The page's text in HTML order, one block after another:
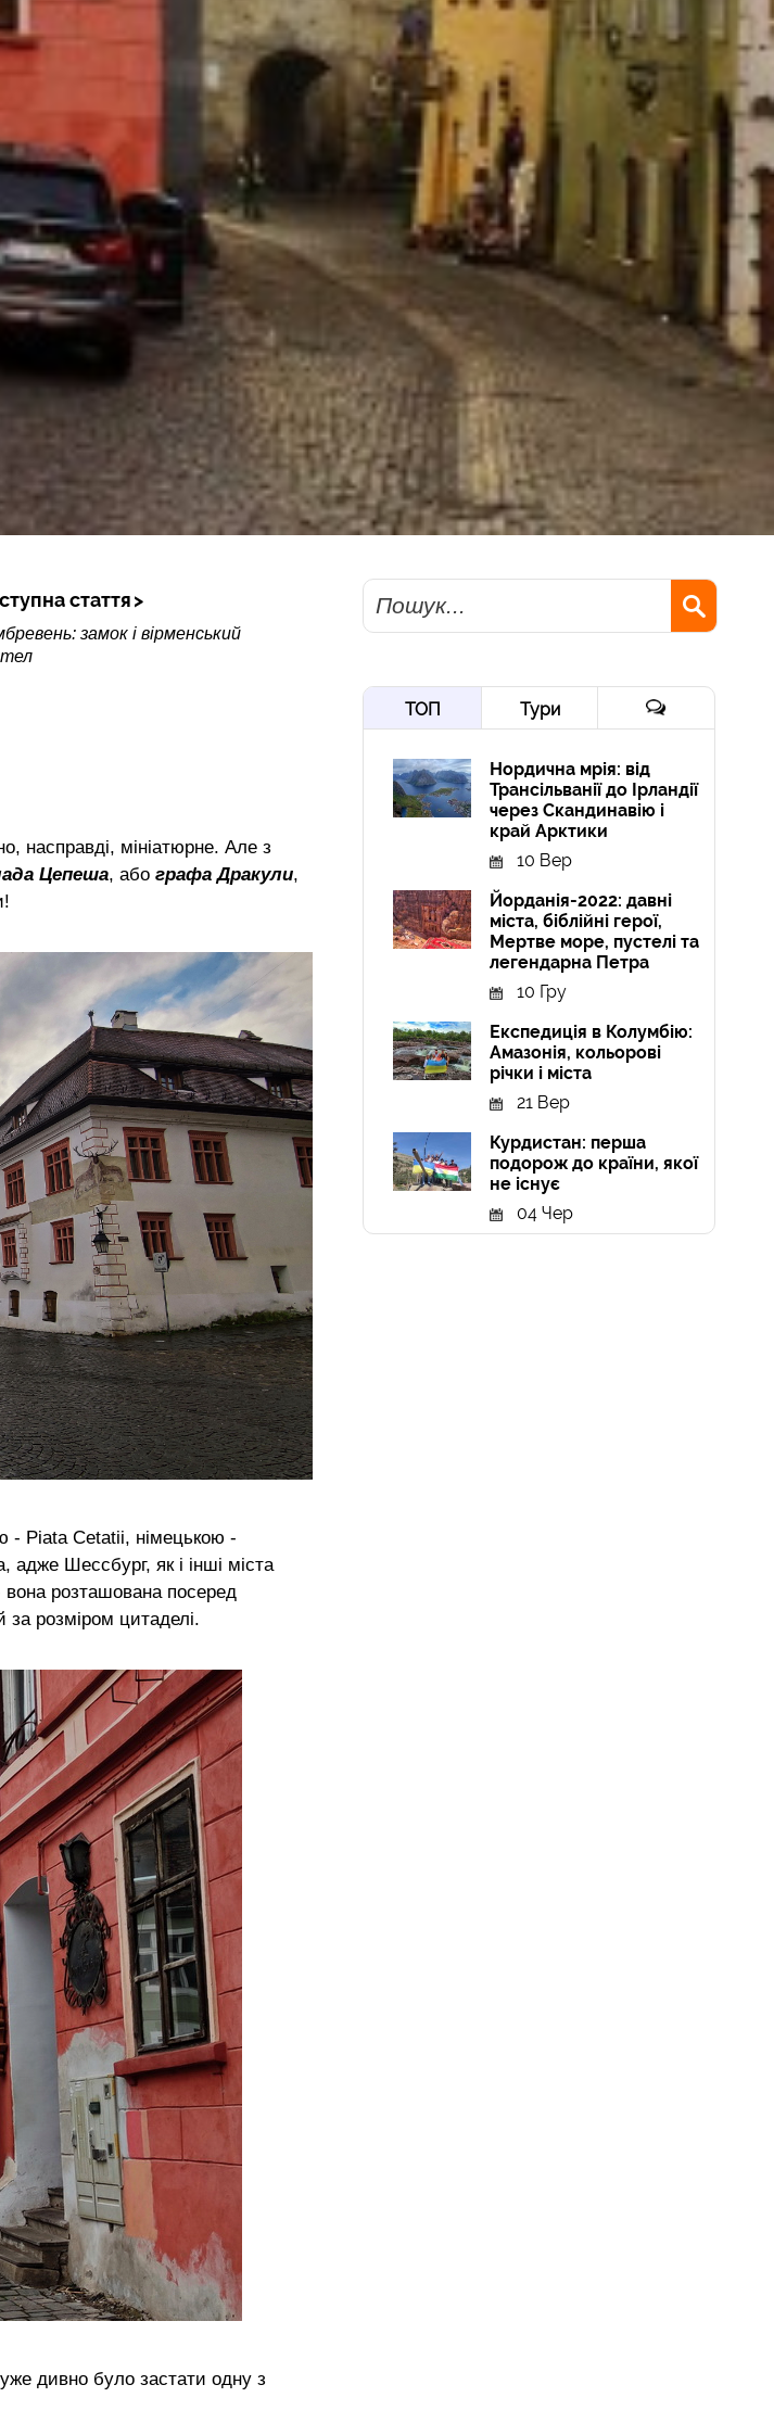
стаття
замок і вірменський
насправді, мініатюрне. Але з
Цепеша, або графа Дракули,
- Piata Cetatii, німецькою -
Шессбург, як і інші міста
вона розташована посеред
за розміром цитаделі.
дивно було застати одну з
Пошук
ТОП Тури
Нордична мрія: від
Трансільванії до Ірландії
через Скандинавію і
край Арктики
10 Вер
Йорданія-2022: давні
міста, біблійні герої,
Мертве море, пустелі та
легендарна Петра
10 Гру
Експедиція в Колумбію:
Амазонія, кольорові
річки і міста
21 Вер
Курдистан: перша
подорож до країни, якої
не існує
04 Чер